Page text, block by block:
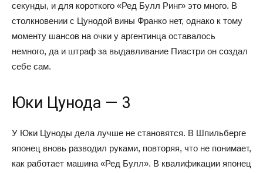
секунды, и для короткого «Ред Булл Ринг» это много. В
столкновении с Цунодой вины Франко нет, однако к тому
моменту шансов на очки у аргентинца оставалось
немного, да и штраф за выдавливание Пиастри он создал
себе сам.
Юки Цунода — 3
У Юки Цуноды дела лучше не становятся. В Шпильберге
японец вновь разводил руками, повторяя, что не понимает,
как работает машина «Ред Булл». В квалификации японец